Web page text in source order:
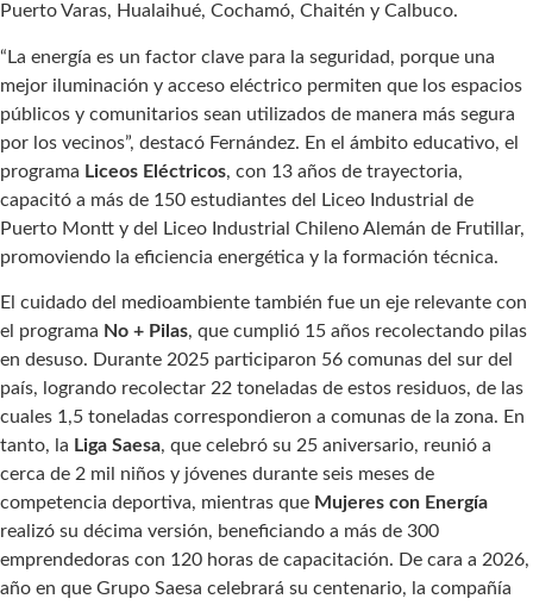
Puerto Varas, Hualaihué, Cochamó, Chaitén y Calbuco.
“La energía es un factor clave para la seguridad, porque una
mejor iluminación y acceso eléctrico permiten que los espacios
públicos y comunitarios sean utilizados de manera más segura
por los vecinos”, destacó Fernández. En el ámbito educativo, el
programa Liceos Eléctricos, con 13 años de trayectoria,
capacitó a más de 150 estudiantes del Liceo Industrial de
Puerto Montt y del Liceo Industrial Chileno Alemán de Frutillar,
promoviendo la eficiencia energética y la formación técnica.
El cuidado del medioambiente también fue un eje relevante con
el programa No + Pilas, que cumplió 15 años recolectando pilas
en desuso. Durante 2025 participaron 56 comunas del sur del
país, logrando recolectar 22 toneladas de estos residuos, de las
cuales 1,5 toneladas correspondieron a comunas de la zona. En
tanto, la Liga Saesa, que celebró su 25 aniversario, reunió a
cerca de 2 mil niños y jóvenes durante seis meses de
competencia deportiva, mientras que Mujeres con Energía
realizó su décima versión, beneficiando a más de 300
emprendedoras con 120 horas de capacitación. De cara a 2026,
año en que Grupo Saesa celebrará su centenario, la compañía